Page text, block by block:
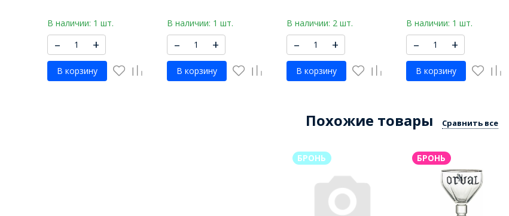
В наличии: 1 шт.
– +
В корзину
В наличии: 1 шт.
– +
В корзину
В наличии: 2 шт.
– +
В корзину
В наличии: 1 шт.
– +
В корзину
Похожие товары Сравнить все
БРОНЬ БРОНЬ